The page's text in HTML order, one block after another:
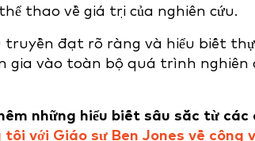
thao về giá trị của nghiên cứu.
đạt rõ ràng và hiểu biết
gia vào toàn bộ quá trình
những hiểu biết sâu sắc từ
với Giáo sư Ben Jones về công